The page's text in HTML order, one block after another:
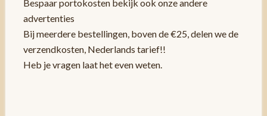
Bespaar portokosten bekijk ook onze andere
advertenties
Bij meerdere bestellingen, boven de €25, delen we de
verzendkosten, Nederlands tarief!!
Heb je vragen laat het even weten.